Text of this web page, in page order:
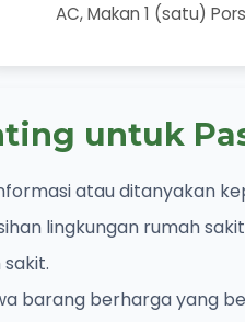
AC, Makan 1 (satu)
untuk
atau ditanyakan
lingkungan rumah
barang berharga yang